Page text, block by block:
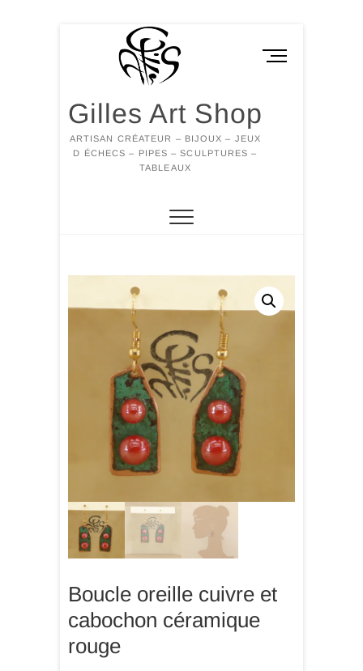
Gilles Art Shop
ARTISAN CRÉATEUR – BIJOUX – JEUX
D ÉCHECS – PIPES – SCULPTURES –
TABLEAUX
M
Boucle oreille cuivre et
cabochon céramique
rouge